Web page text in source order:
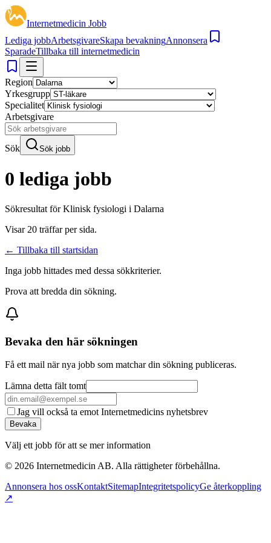
Internetmedicin Jobb
Lediga jobbArbetsgivareSkapa bevakningAnnonsera
SparadeTillbaka till internetmedicin
Region
Yrkesgrupp
Specialitet
Arbetsgivare
Sök Sök jobb
0 lediga jobb
Sökresultat förKlinisk fysiologi i Dalarna
Visar 20 träffar per sida.
← Tillbaka till startsidan
Inga jobb hittades med dessa sökkriterier.
Prova att bredda din sökning.
Bevaka den här sökningen
Få ett mail när nya jobb som matchar din sökning publiceras.
Lämna detta fält tomt
Jag vill också ta emot Internetmedicins nyhetsbrev
Bevaka
Välj ett jobb för att se mer information
© 2026 Internetmedicin AB. Alla rättigheter förbehållna.
Annonsera hos ossKontaktSitemapIntegritetspolicyGe återkoppling
↗